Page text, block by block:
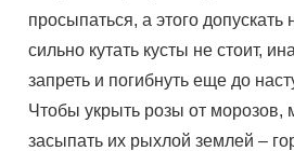
просыпаться, а этого
сильно кутать кусты не стоит,
запреть и погибнуть еще до
Чтобы укрыть розы от морозов,
засыпать их рыхлой землей –